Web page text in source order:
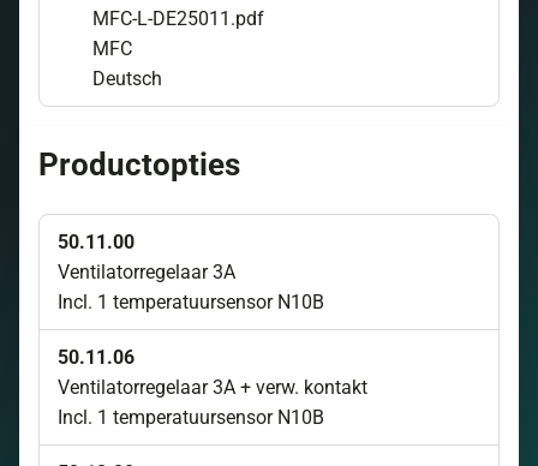
MFC-L-DE25011.pdf
MFC
Deutsch
Productopties
50.11.00
Ventilatorregelaar 3A
Incl. 1 temperatuursensor N10B
50.11.06
Ventilatorregelaar 3A + verw. kontakt
Incl. 1 temperatuursensor N10B